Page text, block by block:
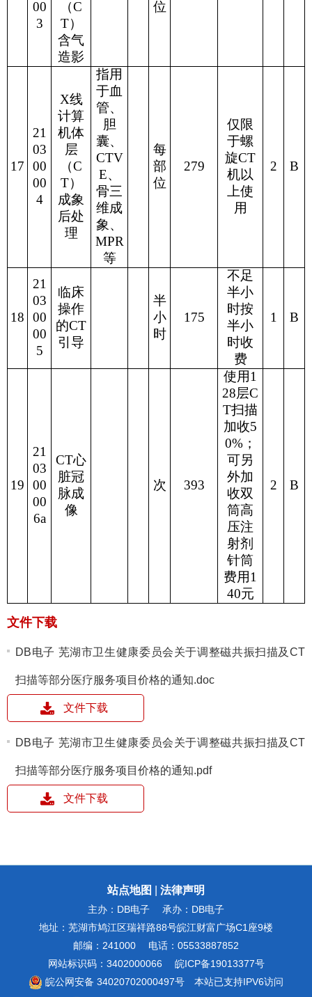
00
3
（C
T）
含气
造影
位
17
21
03
00
00
4
X线
计算
机体
层
（C
T）
成象
后处
理
指用
于血
管、
胆
囊、
CTV
E、
骨三
维成
象、
MPR
等
每
部
位
279
仅限
于螺
旋CT
机以
上使
用
2 B
18
21
03
00
00
5
临床
操作
的CT
引导
半
小
时
175
不足
半小
时按
半小
时收
费
1 B
19
21
03
00
00
6a
CT心
脏冠
脉成
像
次 393
使用1
28层C
T扫描
加收5
0%；
可另
外加
收双
筒高
压注
射剂
针筒
费用1
40元
2 B
文件下载
DB电子 芜湖市卫生健康委员会关于调整磁共振扫描及CT
扫描等部分医疗服务项目价格的通知.doc
文件下载
DB电子 芜湖市卫生健康委员会关于调整磁共振扫描及CT
扫描等部分医疗服务项目价格的通知.pdf
文件下载
站点地图 法律声明
主办：DB电子
承办：DB电子
地址：芜湖市鸠江区瑞祥路88号皖江财富广场C1座9楼
邮编：241000
电话：05533887852
网站标识码：3402000066
皖ICP备19013377号
皖公网安备 34020702000497号
本站已支持IPV6访问